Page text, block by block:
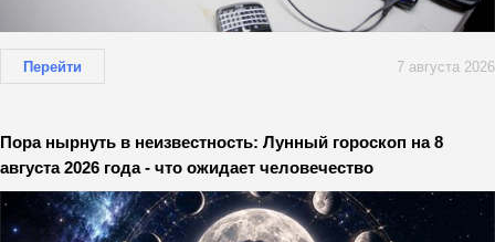
Перейти 7 августа 2026
Пора нырнуть в неизвестность: Лунный гороскоп на 8
августа 2026 года - что ожидает человечество